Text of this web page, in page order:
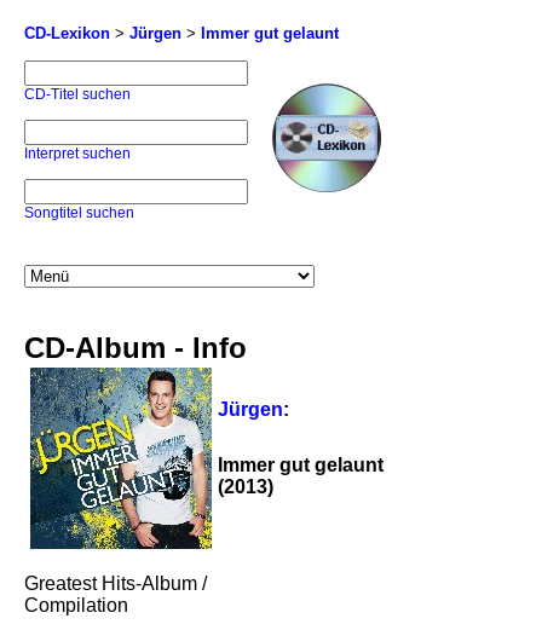
CD-Lexikon > Jürgen > Immer gut gelaunt
CD-Titel suchen
Interpret suchen
Songtitel suchen
CD-Album - Info
Jürgen:
Immer gut gelaunt
(2013)
Greatest Hits-Album /
Compilation